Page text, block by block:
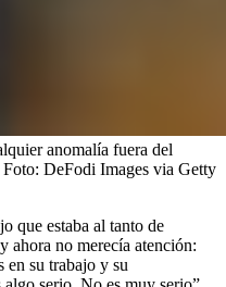
anomalía fuera del
Foto: DeFodi Images via Getty
que estaba al tanto de
ahora no merecía atención:
en su trabajo y su